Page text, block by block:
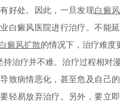
好处。因此，一旦发现白癜
白癜风医院进行治疗。不能
白癜风扩散的情况下，治疗难度
治疗并不难。治疗过程相对
致病情恶化，甚至危及自己
轻易放弃治疗。另外，要立